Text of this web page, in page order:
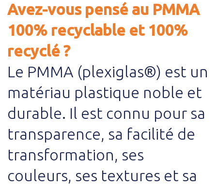
Avez-vous pensé au PMMA
100% recyclable et 100%
recyclé ?
Le PMMA (plexiglas®) est un
matériau plastique noble et
durable. Il est connu pour sa
transparence, sa facilité de
transformation, ses
couleurs, ses textures et sa